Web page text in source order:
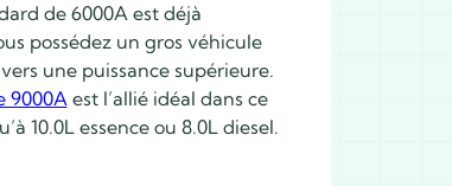
de 6000A est déjà
possédez un gros véhicule
une puissance supérieure.
9000Aest l’allié idéal dans ce
10.0L essence ou 8.0L diesel.